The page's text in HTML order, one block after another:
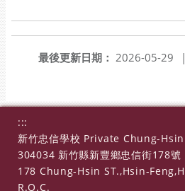
最後更新日期： 2026-05-29
|
:::
新竹忠信學校 Private Chung-
304034 新竹縣新豐鄉忠信街178號
178 Chung-Hsin ST.,Hsin-
R.O.C.